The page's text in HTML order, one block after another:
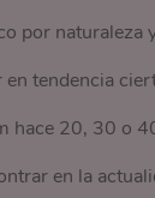
por naturaleza
en tendencia
hace 20, 30 o
en la